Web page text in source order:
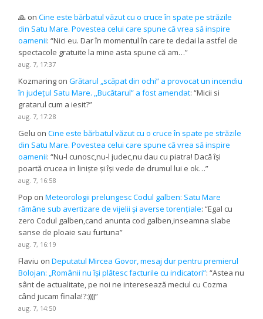
🙏 onCine este bărbatul văzut cu o cruce în spate pe străzile
din Satu Mare. Povestea celui care spune că vrea să inspire
oamenii: “Nici eu. Dar în momentul în care te dedai la astfel de
spectacole gratuite la mine asta spune că am…”
aug. 7, 17:37
Kozmaring onGrătarul „scăpat din ochi” a provocat un incendiu
în județul Satu Mare. ,,Bucătarul” a fost amendat: “Micii si
gratarul cum a iesit?”
aug. 7, 17:28
Gelu onCine este bărbatul văzut cu o cruce în spate pe străzile
din Satu Mare. Povestea celui care spune că vrea să inspire
oamenii: “Nu-l cunosc,nu-l judec,nu dau cu piatra! Dacă își
poartă crucea in liniște și își vede de drumul lui e ok…”
aug. 7, 16:58
Pop onMeteorologii prelungesc Codul galben: Satu Mare
rămâne sub avertizare de vijelii și averse torențiale: “Egal cu
zero Codul galben,cand anunta cod galben,inseamna slabe
sanse de ploaie sau furtuna”
aug. 7, 16:19
Flaviu onDeputatul Mircea Govor, mesaj dur pentru premierul
Bolojan: „Românii nu își plătesc facturile cu indicatori”: “Astea nu
sânt de actualitate, pe noi ne interesează meciul cu Cozma
când jucam finala!?:))))”
aug. 7, 14:50